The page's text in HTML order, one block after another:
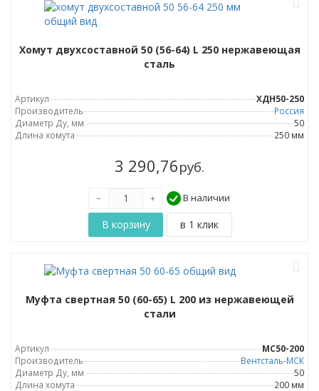
Хомут двухсоставной 50 (56-64) L 250 нержавеющая
сталь
Артикул
ХДН50-250
Производитель
Россия
Диаметр Ду, мм
50
Длина хомута
250 мм
3 290,76руб.
В наличии
Муфта свертная 50 (60-65) L 200 из нержавеющей
стали
Артикул
МС50-200
Производитель
Вентсталь-МСК
Диаметр Ду, мм
50
Длина хомута
200 мм